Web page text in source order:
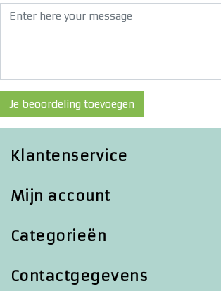
Je beoordeling toevoegen
Klantenservice
Mijn account
Categorieën
Contactgegevens